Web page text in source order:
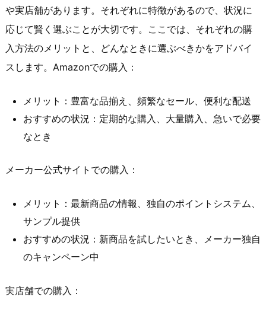
や実店舗があります。それぞれに特徴があるので、状況に
応じて賢く選ぶことが大切です。ここでは、それぞれの購
入方法のメリットと、どんなときに選ぶべきかをアドバイ
スします。Amazonでの購入：
メリット：豊富な品揃え、頻繁なセール、便利な配送
おすすめの状況：定期的な購入、大量購入、急いで必要
なとき
メーカー公式サイトでの購入：
メリット：最新商品の情報、独自のポイントシステム、
サンプル提供
おすすめの状況：新商品を試したいとき、メーカー独自
のキャンペーン中
実店舗での購入：